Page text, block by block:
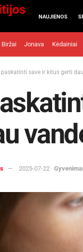
NAUJIENOS
Biržai Jonava Kėdainiai
paskatinti save ir kitus gerti
2025-07-22